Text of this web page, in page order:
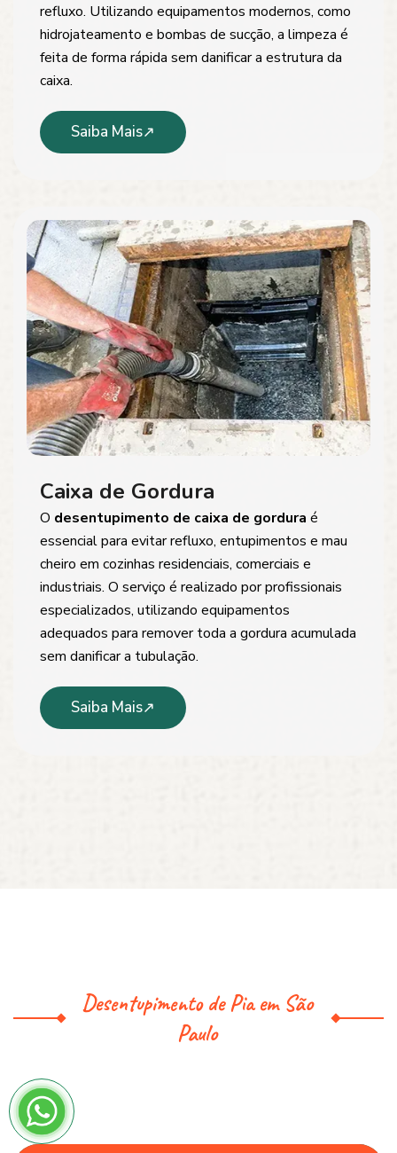
refluxo. Utilizando equipamentos modernos, como
hidrojateamento e bombas de sucção, a limpeza é
feita de forma rápida sem danificar a estrutura da
caixa.
Saiba Mais
Caixa de Gordura
O desentupimento de caixa de gordura é
essencial para evitar refluxo, entupimentos e mau
cheiro em cozinhas residenciais, comerciais e
industriais. O serviço é realizado por profissionais
especializados, utilizando equipamentos
adequados para remover toda a gordura acumulada
sem danificar a tubulação.
Saiba Mais
Desentupimento de Pia em São
Paulo